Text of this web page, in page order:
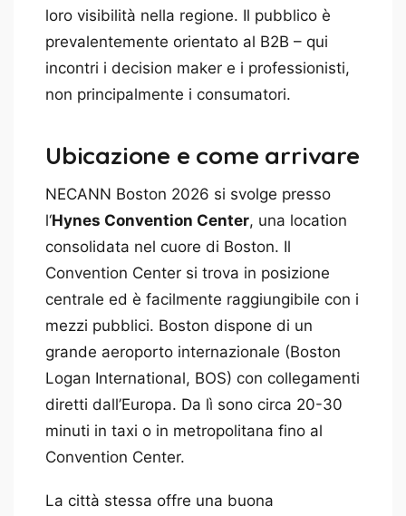
loro visibilità nella regione. Il pubblico è
prevalentemente orientato al B2B – qui
incontri i decision maker e i professionisti,
non principalmente i consumatori.
Ubicazione e come arrivare
NECANN Boston 2026 si svolge presso
l‘Hynes Convention Center, una location
consolidata nel cuore di Boston. Il
Convention Center si trova in posizione
centrale ed è facilmente raggiungibile con i
mezzi pubblici. Boston dispone di un
grande aeroporto internazionale (Boston
Logan International, BOS) con collegamenti
diretti dall’Europa. Da lì sono circa 20-30
minuti in taxi o in metropolitana fino al
Convention Center.
La città stessa offre una buona